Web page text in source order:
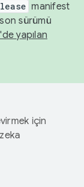
manifest
sürümü
yapılan
için